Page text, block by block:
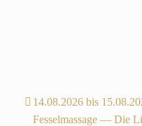
14.08.2026 bis
Fesselmassage — Die